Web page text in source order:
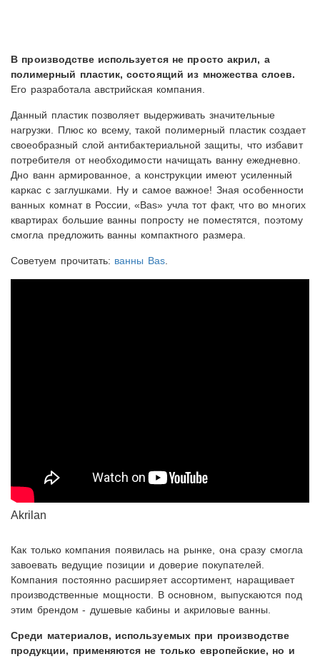
В производстве используется не просто акрил, а
полимерный пластик, состоящий из множества слоев.
Его разработала австрийская компания.
Данный пластик позволяет выдерживать значительные
нагрузки. Плюс ко всему, такой полимерный пластик создает
своеобразный слой антибактериальной защиты, что избавит
потребителя от необходимости начищать ванну ежедневно.
Дно ванн армированное, а конструкции имеют усиленный
каркас с заглушками. Ну и самое важное! Зная особенности
ванных комнат в России, «Bas» учла тот факт, что во многих
квартирах большие ванны попросту не поместятся, поэтому
смогла предложить ванны компактного размера.
Советуем прочитать: ванны Bas
Akrilan
Как только компания появилась на рынке, она сразу смогла
завоевать ведущие позиции и доверие покупателей.
Компания постоянно расширяет ассортимент, наращивает
производственные мощности. В основном, выпускаются под
этим брендом - душевые кабины и акриловые ванны.
Среди материалов, используемых при производстве
продукции, применяются не только европейские, но и